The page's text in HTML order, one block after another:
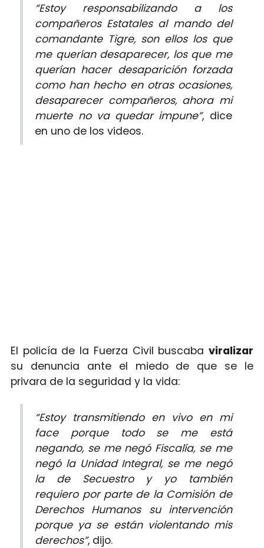
“Estoy responsabilizando a los
compañeros Estatales al mando del
comandante Tigre, son ellos los que
me querían desaparecer, los que me
querían hacer desaparición forzada
como han hecho en otras ocasiones,
desaparecer compañeros, ahora mi
muerte no va quedar impune”, dice
en uno de los videos.
El policía de la Fuerza Civil buscabaviralizar
su denuncia ante el miedo de que se le
privara de la seguridad y la vida:
“Estoy transmitiendo en vivo en mi
face porque todo se me está
negando, se me negó Fiscalía, se me
negó la Unidad Integral, se me negó
la de Secuestro y yo también
requiero por parte de la Comisión de
Derechos Humanos su intervención
porque ya se están violentando mis
derechos”, dijo.